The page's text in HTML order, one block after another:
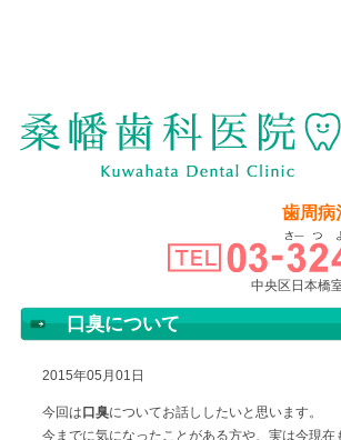
歯周病
中央区日本橋
口臭について
2015年05月01日
今回は 口臭についてお話ししたいと思います。
今までに気になったことがある方や、実は今現在